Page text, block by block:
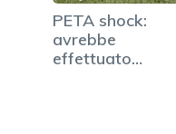
PETA shock:
avrebbe
effettuato